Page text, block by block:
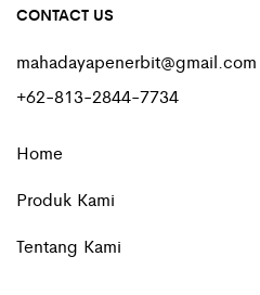
CONTACT US
mahadayapenerbit@gmail.com
+62-813-2844-7734
Home
Produk Kami
Tentang Kami